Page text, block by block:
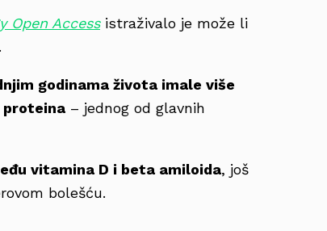
Open Accessistraživalo je može li
godinama života imale više
proteina – jednog od glavnih
vitamina D i beta amiloida, još
bolešću.